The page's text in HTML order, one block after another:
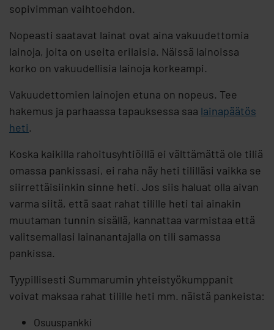
sopivimman vaihtoehdon.
Nopeasti saatavat lainat ovat aina vakuudettomia
lainoja, joita on useita erilaisia. Näissä lainoissa
korko on vakuudellisia lainoja korkeampi.
Vakuudettomien lainojen etuna on nopeus. Tee
hakemus ja parhaassa tapauksessa saa lainapäätös
heti.
Koska kaikilla rahoitusyhtiöillä ei välttämättä ole tiliä
omassa pankissasi, ei raha näy heti tililläsi vaikka se
siirrettäisiinkin sinne heti. Jos siis haluat olla aivan
varma siitä, että saat rahat tilille heti tai ainakin
muutaman tunnin sisällä, kannattaa varmistaa että
valitsemallasi lainanantajalla on tili samassa
pankissa.
Tyypillisesti Summarumin yhteistyökumppanit
voivat maksaa rahat tilille heti mm. näistä pankeista:
Osuuspankki